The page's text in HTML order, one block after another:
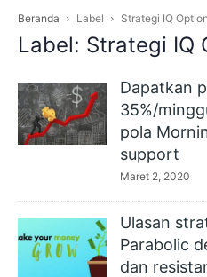
Beranda Label Strategi IQ
Label: Strategi IQ
Dapatkan
35%/
pola
support
Maret 2, 2020
Ulasan
Parabolic
dan